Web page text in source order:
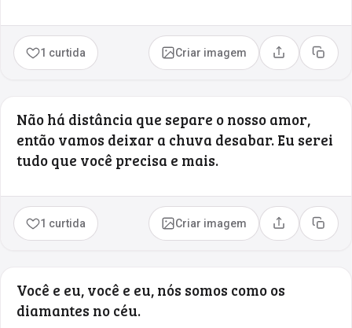
1 curtida Criar imagem Compartilhar
Copiar
Não há distância que separe o nosso amor,
então vamos deixar a chuva desabar. Eu serei
tudo que você precisa e mais.
1 curtida Criar imagem Compartilhar
Copiar
Você e eu, você e eu, nós somos como os
diamantes no céu.